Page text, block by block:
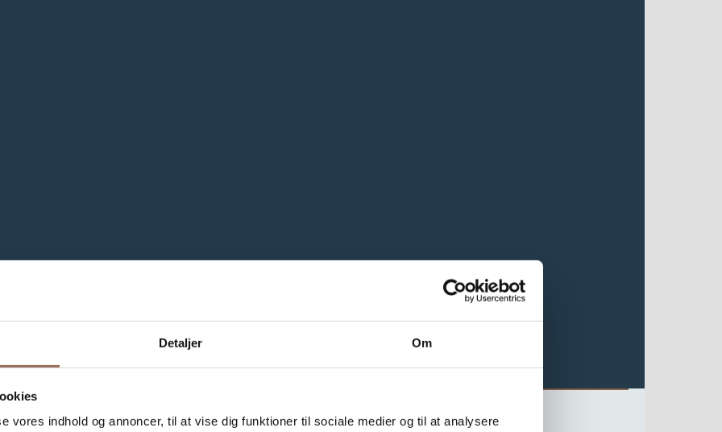
Detaljer Om
vores indhold og annoncer, til at vise dig funktioner til sociale medier og til at analysere
projekter